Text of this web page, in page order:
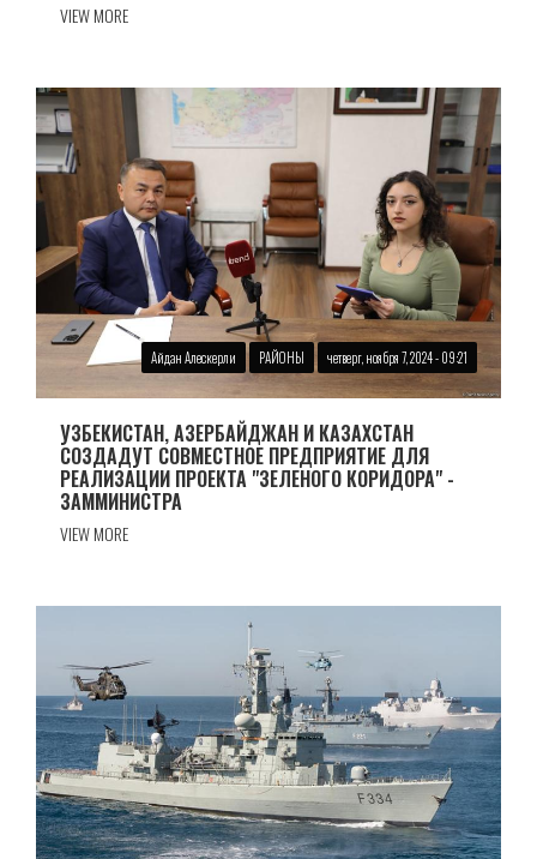
VIEW MORE
Айдан Алескерли РАЙОНЫ четверг, ноября 7, 2024 - 09:21
УЗБЕКИСТАН, АЗЕРБАЙДЖАН И КАЗАХСТАН
СОЗДАДУТ СОВМЕСТНОЕ ПРЕДПРИЯТИЕ ДЛЯ
РЕАЛИЗАЦИИ ПРОЕКТА "ЗЕЛЕНОГО КОРИДОРА" -
ЗАММИНИСТРА
VIEW MORE